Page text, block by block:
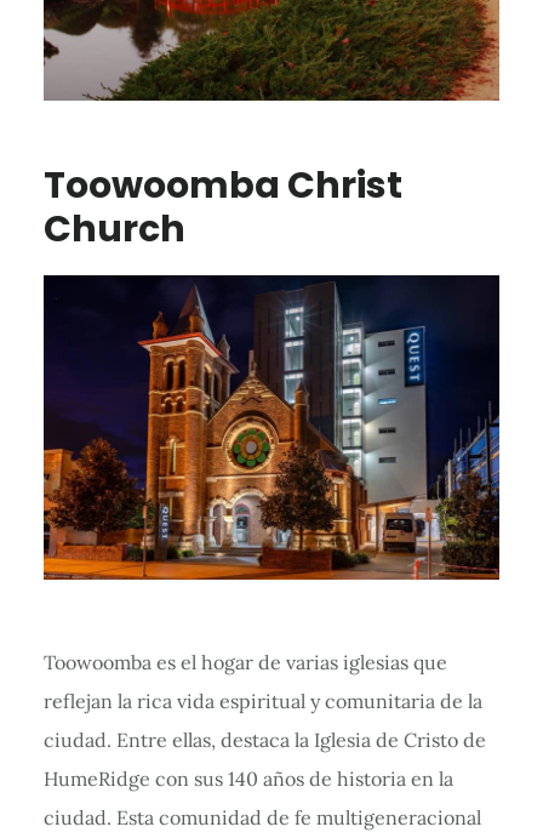
Toowoomba Christ
Church
Toowoomba es el hogar de varias iglesias que
reflejan la rica vida espiritual y comunitaria de la
ciudad. Entre ellas, destaca la Iglesia de Cristo de
HumeRidge con sus 140 años de historia en la
ciudad. Esta comunidad de fe multigeneracional